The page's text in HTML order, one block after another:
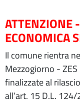
ATTENZIONE
ECONOMICA
Il comune rientra
Mezzogiorno -
finalizzate al
all’art. 15 D.L.